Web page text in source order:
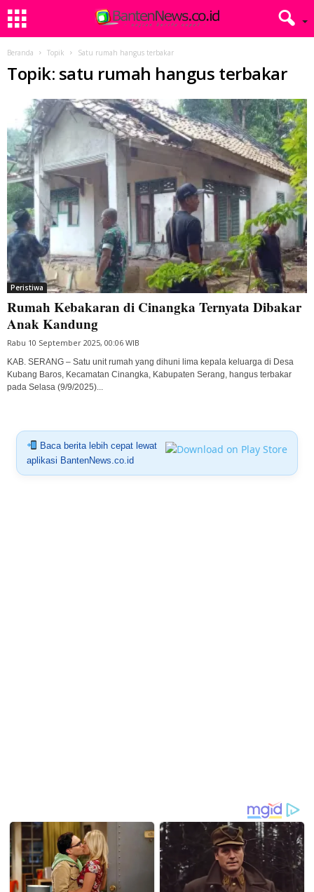
Beranda Topik Satu rumah hangus terbakar
Topik: satu rumah hangus terbakar
Peristiwa
Rumah Kebakaran di Cinangka Ternyata Dibakar
Anak Kandung
Rabu 10 September 2025, 00:06 WIB
KAB. SERANG – Satu unit rumah yang dihuni lima kepala keluarga di Desa
Kubang Baros, Kecamatan Cinangka, Kabupaten Serang, hangus terbakar
pada Selasa (9/9/2025)...
Baca berita lebih cepat lewat
aplikasi BantenNews.co.id